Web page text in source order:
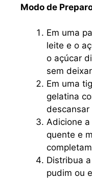
Modo de
Em uma
leite e o
o açúcar
sem
Em uma
gelatina
descansar
Adicione
quente e
Distribua
pudim ou